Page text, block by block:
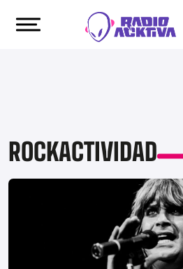
ROCKACTIVIDAD